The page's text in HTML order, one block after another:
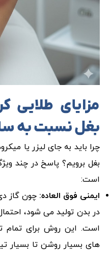
مزایای طلایی
بغل نسبت به
چرا باید به جای لیزر یا
بغل برویم؟ پاسخ در چند
است:
ایمنی فوق العاده: چون گاز
در بدن تولید می شود،
است. این روش برای تمام
های بسیار روشن تا بسیار